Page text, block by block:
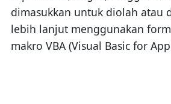
dimasukkan untuk diolah atau
lebih lanjut menggunakan
makro VBA (Visual Basic for